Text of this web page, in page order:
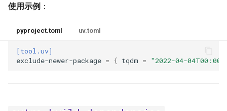
使用示例 ：
pyproject.toml uv.toml
[tool.uv]
exclude-newer-package = { tqdm = "2022-04-